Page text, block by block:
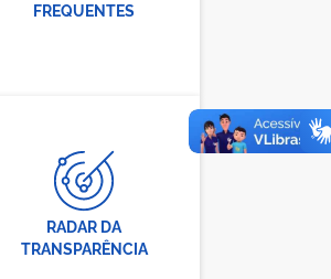
FREQUENTES
RADAR DA
TRANSPARÊNCIA